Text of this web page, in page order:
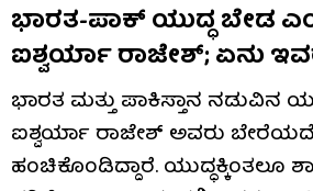
ಭಾರತ-ಪಾಕ್ ಯುದ್ಧ ಬೇಡ
ಐಶ್ವರ್ಯಾ ರಾಜೇಶ್; ಏನು
ಭಾರತ ಮತ್ತು ಪಾಕಿಸ್ತಾನ ನಡುವಿನ
ಐಶ್ವರ್ಯಾ ರಾಜೇಶ್ ಅವರು
ಹಂಚಿಕೊಂಡಿದ್ದಾರೆ.